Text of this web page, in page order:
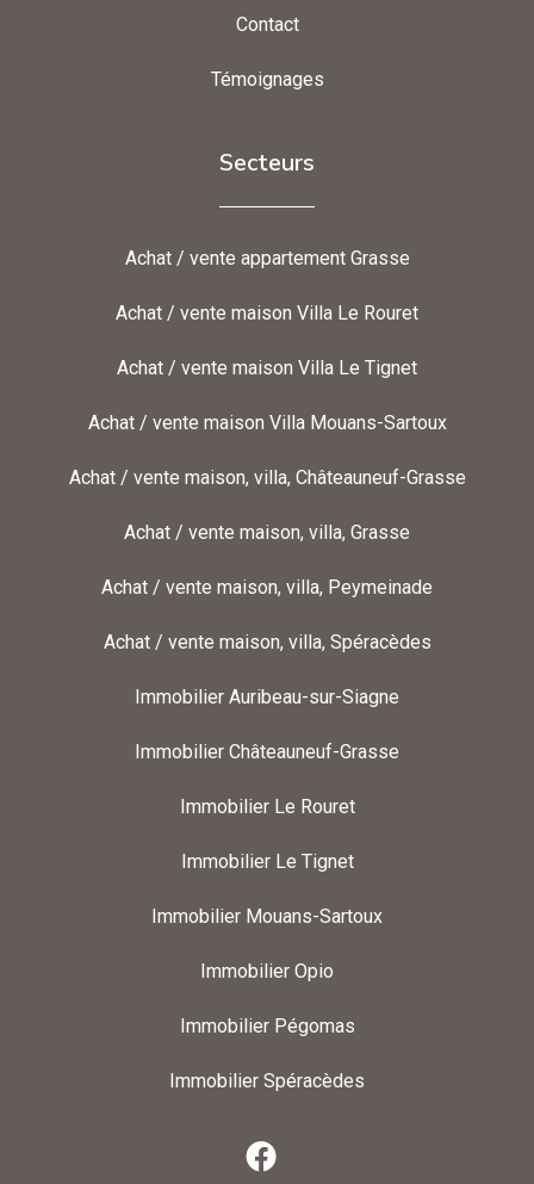
Contact
Témoignages
Secteurs
Achat / vente appartement Grasse
Achat / vente maison Villa Le Rouret
Achat / vente maison Villa Le Tignet
Achat / vente maison Villa Mouans-Sartoux
Achat / vente maison, villa, Châteauneuf-Grasse
Achat / vente maison, villa, Grasse
Achat / vente maison, villa, Peymeinade
Achat / vente maison, villa, Spéracèdes
Immobilier Auribeau-sur-Siagne
Immobilier Châteauneuf-Grasse
Immobilier Le Rouret
Immobilier Le Tignet
Immobilier Mouans-Sartoux
Immobilier Opio
Immobilier Pégomas
Immobilier Spéracèdes